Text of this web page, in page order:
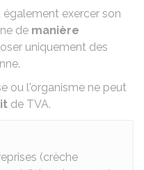
exercer son
de manière
uniquement des
ou l'organisme ne peut
de TVA.
(crèche